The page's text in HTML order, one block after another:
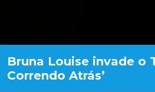
Bruna Louise invade o
Correndo Atrás’